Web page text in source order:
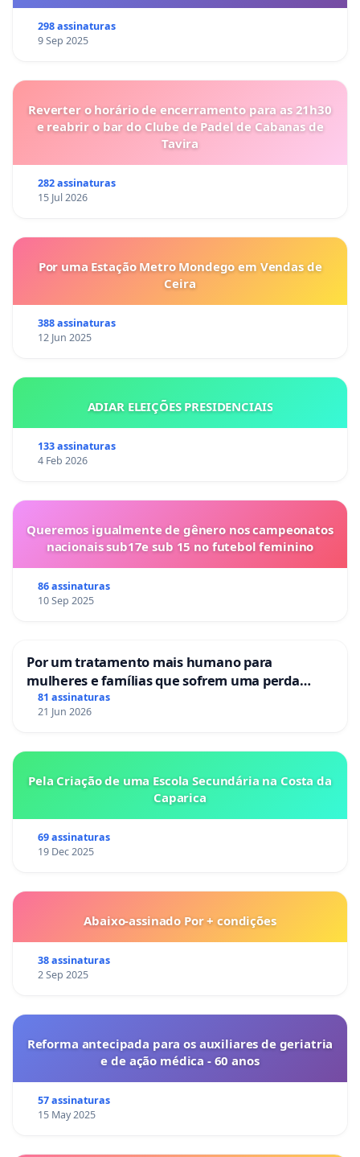
298 assinaturas
9 Sep 2025
Reverter o horário de encerramento para as 21h30
e reabrir o bar do Clube de Padel de Cabanas de
Tavira
282 assinaturas
15 Jul 2026
Por uma Estação Metro Mondego em Vendas de
Ceira
388 assinaturas
12 Jun 2025
ADIAR ELEIÇÕES PRESIDENCIAIS
133 assinaturas
4 Feb 2026
Queremos igualmente de gênero nos campeonatos
nacionais sub17e sub 15 no futebol feminino
86 assinaturas
10 Sep 2025
Por um tratamento mais humano para
mulheres e famílias que sofrem uma perda
gestacional nos hospitais portugueses
81 assinaturas
21 Jun 2026
Pela Criação de uma Escola Secundária na Costa da
Caparica
69 assinaturas
19 Dec 2025
Abaixo-assinado Por + condições
38 assinaturas
2 Sep 2025
Reforma antecipada para os auxiliares de geriatria
e de ação médica - 60 anos
57 assinaturas
15 May 2025